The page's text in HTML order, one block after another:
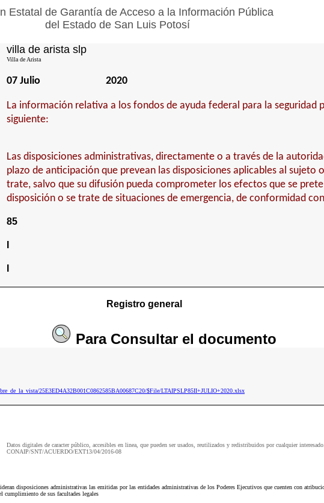
Estatal de Garantía de Acceso a la Información Pública
del Estado de San Luis Potosí
villa de arista slp
Villa de Arista
07 Julio 2020
La información relativa a los fondos de ayuda federal para la seguridad
siguiente:
Las disposiciones administrativas, directamente o a través de la
plazo de anticipación que prevean las disposiciones aplicables al sujeto
trate, salvo que su difusión pueda comprometer los efectos que se
disposición o se trate de situaciones de emergencia, de conformidad
85
Registro general
Para Consultar el documento
25E3ED4A32B001C0862585BA00687C20/$File/LTAIPSLP85II+JULIO+2020.xlsx
Datos digitales de caracter público, accesibles en linea, que pueden ser usados, reutilizados y redistribuidos por cualquier
CONAIP/SNT/ACUERDO/EXT13/04/2016-08
disposiciones administrativas las emitidas por las entidades administrativas de los Poderes Ejecutivos que cuenten con
cumplimiento de sus facultades legales